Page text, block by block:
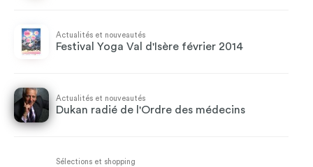
Actualités et nouveautés
Festival Yoga Val d'Isère février 2014
Actualités et nouveautés
Dukan radié de l'Ordre des médecins
Sélections et shopping